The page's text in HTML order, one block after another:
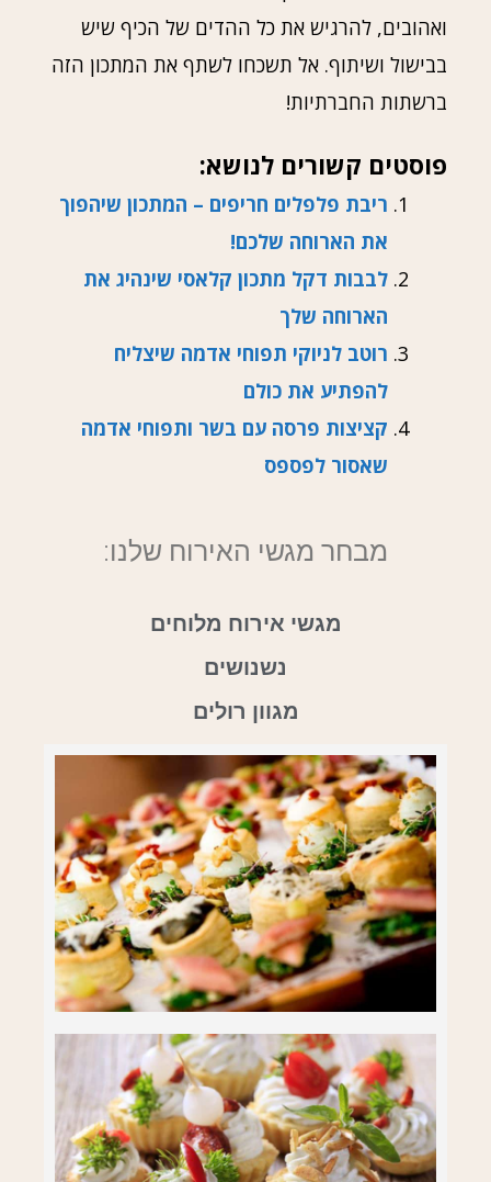
ואהובים, להרגיש את כל ההדים של הכיף שיש
בבישול ושיתוף. אל תשכחו לשתף את המתכון הזה
ברשתות החברתיות!
פוסטים קשורים לנושא:
ריבת פלפלים חריפים – המתכון שיהפוך
את הארוחה שלכם!
לבבות דקל מתכון קלאסי שינהיג את
הארוחה שלך
רוטב לניוקי תפוחי אדמה שיצליח
להפתיע את כולם
קציצות פרסה עם בשר ותפוחי אדמה
שאסור לפספס
מבחר מגשי האירוח שלנו:
מגשי אירוח מלוחים
נשנושים
מגוון רולים